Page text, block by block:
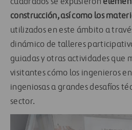
construcción, así como los
utilizados en este ámbito a
dinámico de talleres
guiadas y otras actividades que
visitantes cómo los ingenieros
ingeniosas a grandes desafíos
sector.